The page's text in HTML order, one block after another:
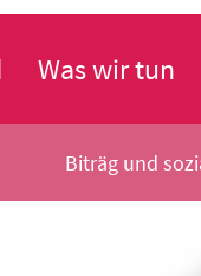
Was wir tun
Biträg und